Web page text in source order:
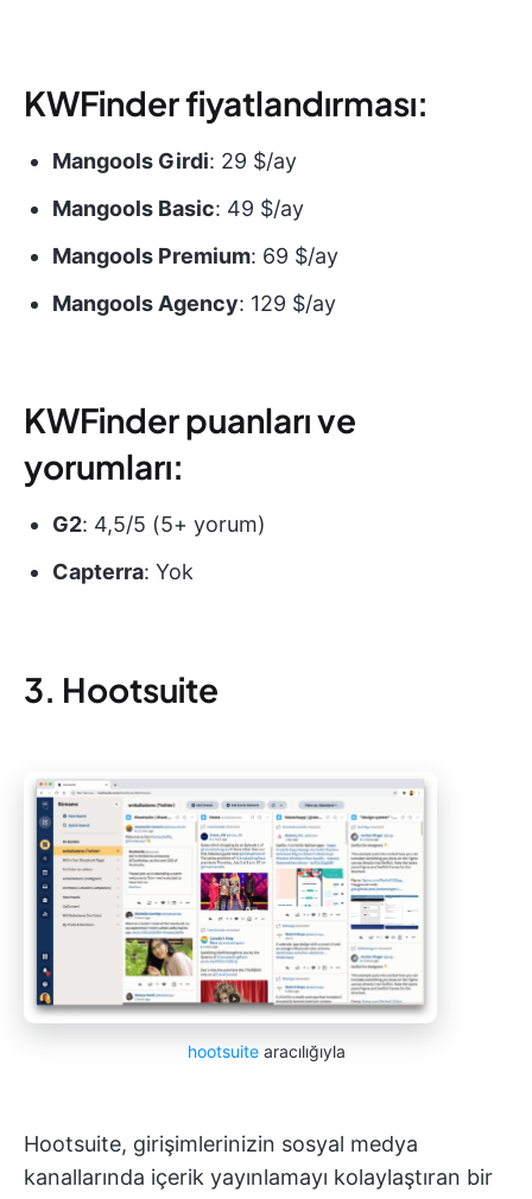
KWFinder fiyatlandırması:
Mangools Girdi: 29 $/ay
Mangools Basic: 49 $/ay
Mangools Premium: 69 $/ay
Mangools Agency: 129 $/ay
KWFinder puanları ve
yorumları:
G2: 4,5/5 (5+ yorum)
Capterra: Yok
3. Hootsuite
hootsuitearacılığıyla
Hootsuite, girişimlerinizin sosyal medya
kanallarında içerik yayınlamayı kolaylaştıran bir